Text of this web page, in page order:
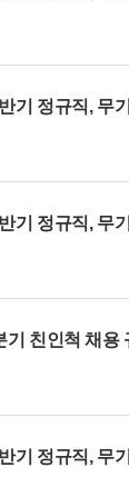
기 정규직, 무
기 정규직, 무
친인척 채용
기 정규직, 무